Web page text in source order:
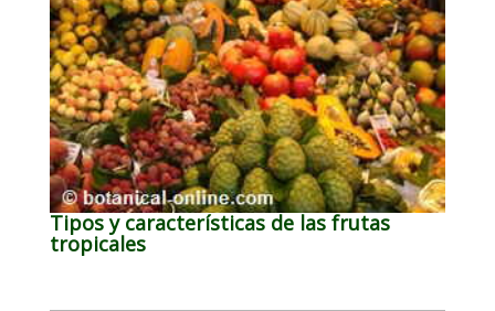
Tipos y características de las frutas
tropicales